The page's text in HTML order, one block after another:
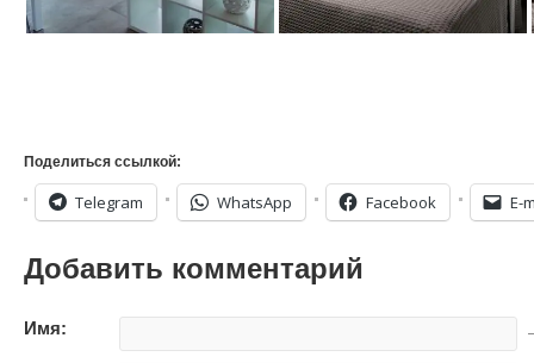
Поделиться ссылкой:
Telegram WhatsApp Facebook E-
Добавить комментарий
Имя: